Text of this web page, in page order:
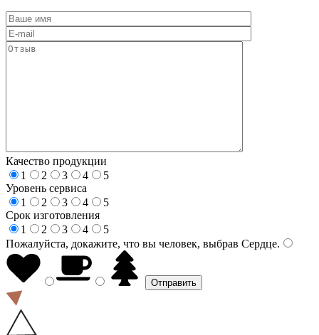
Качество продукции
1
2 3 4
5
Уровень сервиса
1
2 3 4
5
Срок изготовления
1
2 3 4
5
Пожалуйста, докажите, что вы человек, выбрав Сердце.